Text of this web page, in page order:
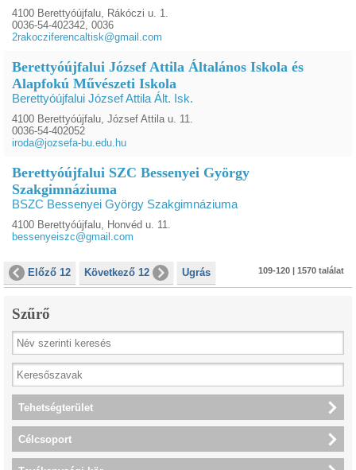
4100 Berettyóújfalu, Rákóczi u. 1.
0036-54-402342, 0036
2rakocziferencaltisk@gmail.com
Berettyóújfalui József Attila Általános Iskola és
Alapfokú Művészeti Iskola
Berettyóújfalui József Attila Ált. Isk.
4100 Berettyóújfalu, József Attila u. 11.
0036-54-402052
iroda@jozsefa-bu.edu.hu
Berettyóújfalui SZC Bessenyei György
Szakgimnáziuma
BSZC Bessenyei György Szakgimnáziuma
4100 Berettyóújfalu, Honvéd u. 11.
bessenyeiszc@gmail.com
Előző 12 Következő 12 Ugrás 109-120 | 1570 találat
Szűrő
Tehetségterület
Célcsoport